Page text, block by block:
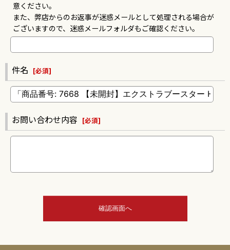
意ください。
また、弊店からのお返事が迷惑メールとして処理される場合が
ございますので、迷惑メールフォルダもご確認ください。
件名 [必須]
お問い合わせ内容 [必須]
確認画面へ